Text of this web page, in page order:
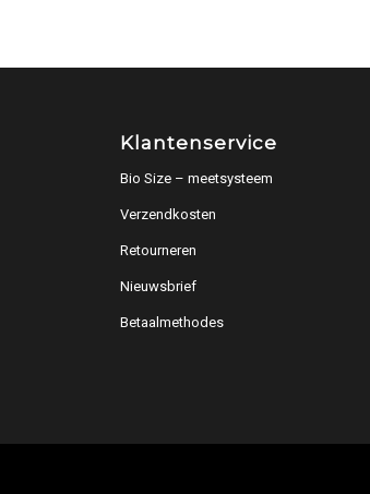
Klantenservice
Bio Size – meetsysteem
Verzendkosten
Retourneren
Nieuwsbrief
Betaalmethodes